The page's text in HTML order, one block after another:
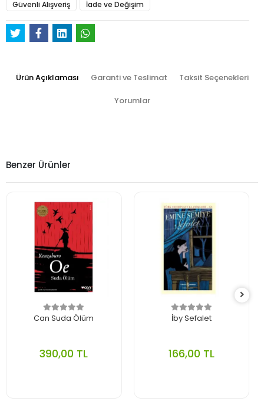
Güvenli Alışveriş İade ve Değişim
Ürün Açıklaması Garanti ve Teslimat Taksit Seçenekleri
Yorumlar
Benzer Ürünler
Can Suda Ölüm
390,00 TL
İby Sefalet
166,00 TL